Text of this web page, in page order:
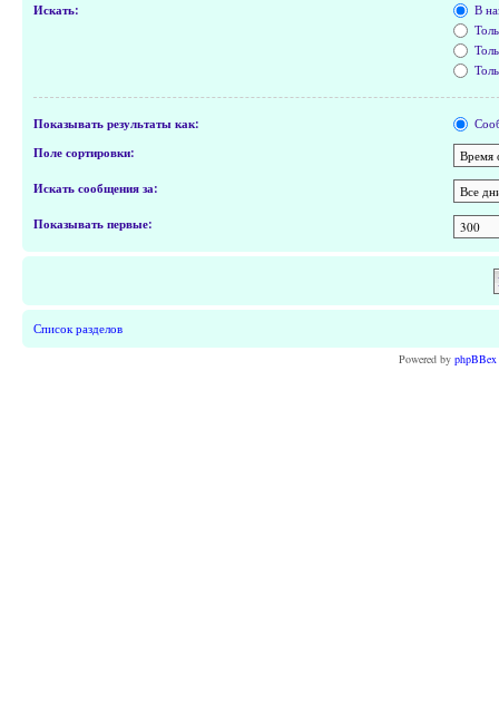
Искать:
В
Показывать результаты как:
Поле сортировки:
Искать сообщения за:
Показывать первые:
Список разделов
Powered by phpBBex